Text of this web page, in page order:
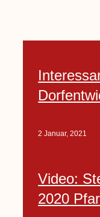
2 Januar, 2021
Video:
2020